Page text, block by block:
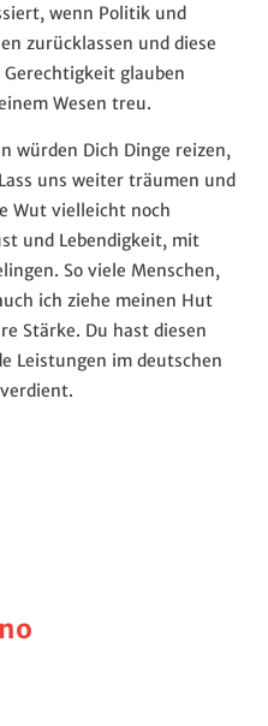
wenn Politik und
zurücklassen und diese
glauben
Wesen treu.
würden Dich Dinge reizen,
uns weiter träumen und
Wut vielleicht noch
und Lebendigkeit, mit
So viele Menschen,
ich ziehe meinen Hut
Stärke. Du hast diesen
Leistungen im deutschen